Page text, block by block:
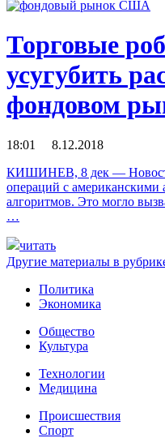
Торговые
усугубить
фондовом
18:01 8.12.2018
КИШИНЕВ, 8 дек —
операций с
алгоритмов. Это могло
…
читать
Другие материалы в
Политика
Экономика
Общество
Культура
Технологии
Медицина
Происшествия
Спорт